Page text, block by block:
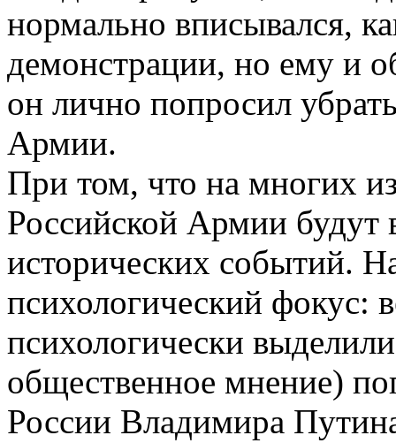
нормально вписывался,
демонстрации, но ему и
он лично попросил
Армии.
При том, что на многих
Российской Армии будут
исторических событий.
психологический фокус:
психологически
общественное мнение)
России Владимира